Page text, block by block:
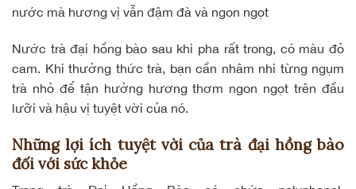
nước mà hương vị vẫn đậm đà và ngon ngọt
Nước trà đại hồng bào sau khi pha rất trong, có màu đỏ
cam. Khi thưởng thức trà, bạn cần nhâm nhi từng ngụm
trà nhỏ để tận hưởng hương thơm ngon ngọt trên đầu
lưỡi và hậu vị tuyệt vời của nó.
Những lợi ích tuyệt vời của trà đại hồng bào
đối với sức khỏe